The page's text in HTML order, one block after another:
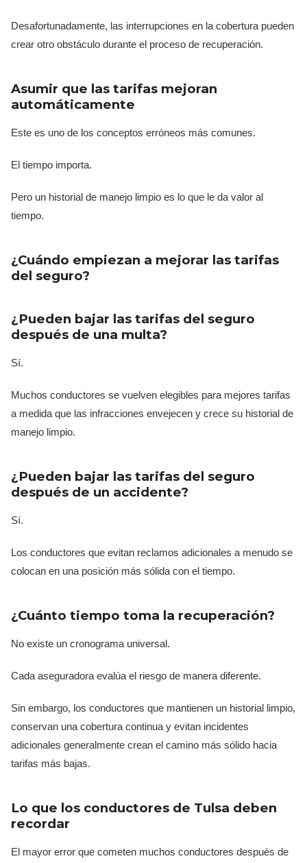
Desafortunadamente, las interrupciones en la cobertura pueden
crear otro obstáculo durante el proceso de recuperación.
Asumir que las tarifas mejoran
automáticamente
Este es uno de los conceptos erróneos más comunes.
El tiempo importa.
Pero un historial de manejo limpio es lo que le da valor al
tiempo.
¿Cuándo empiezan a mejorar las tarifas
del seguro?
¿Pueden bajar las tarifas del seguro
después de una multa?
Sí.
Muchos conductores se vuelven elegibles para mejores tarifas
a medida que las infracciones envejecen y crece su historial de
manejo limpio.
¿Pueden bajar las tarifas del seguro
después de un accidente?
Sí.
Los conductores que evitan reclamos adicionales a menudo se
colocan en una posición más sólida con el tiempo.
¿Cuánto tiempo toma la recuperación?
No existe un cronograma universal.
Cada aseguradora evalúa el riesgo de manera diferente.
Sin embargo, los conductores que mantienen un historial limpio,
conservan una cobertura continua y evitan incidentes
adicionales generalmente crean el camino más sólido hacia
tarifas más bajas.
Lo que los conductores de Tulsa deben
recordar
El mayor error que cometen muchos conductores después de